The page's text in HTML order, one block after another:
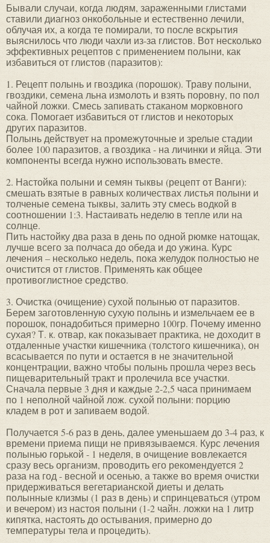
Бывали случаи, когда людям, зараженными глистами
ставили диагноз онкобольные и естественно лечили,
облучая их, а когда те помирали, то после вскрытия
выяснилось что люди чахли из-за глистов. Вот несколько
эффективных рецептов с применением полыни, как
избавиться от глистов (паразитов):
1. Рецепт полынь и гвоздика (порошок). Траву полыни,
гвоздики, семена льна измолоть и взять поровну, по пол
чайной ложки. Смесь запивать стаканом морковного
сока. Помогает избавиться от глистов и некоторых
других паразитов.
Полынь действует на промежуточные и зрелые стадии
более 100 паразитов, а гвоздика - на личинки и яйца. Эти
компоненты всегда нужно использовать вместе.
2. Настойка полыни и семян тыквы (рецепт от Ванги):
смешать взятые в равных количествах листья полыни и
толченые семена тыквы, залить эту смесь водкой в
соотношении 1:3. Настаивать неделю в тепле или на
солнце.
Пить настойку два раза в день по одной рюмке натощак,
лучше всего за полчаса до обеда и до ужина. Курс
лечения – несколько недель, пока желудок полностью не
очистится от глистов. Применять как общее
противоглистное средство.
3. Очистка (очищение) сухой полынью от паразитов.
Берем заготовленную сухую полынь и измельчаем ее в
порошок, понадобиться примерно 100гр. Почему именно
сухая? Т. к. отвар, как показывает практика, не доходит в
отдаленные участки кишечника (толстого кишечника), он
всасывается по пути и остается в не значительной
концентрации, важно чтобы полынь прошла через весь
пищеварительный тракт и пролечила все участки.
Сначала первые 3 дня и каждые 2-2,5 часа принимаем
по 1 неполной чайной лож. сухой полыни: порцию
кладем в рот и запиваем водой.
Получается 5-6 раз в день, далее уменьшаем до 3-4 раз, к
времени приема пищи не привязываемся. Курс лечения
полынью горькой - 1 неделя, в очищение вовлекается
сразу весь организм, проводить его рекомендуется 2
раза на год - весной и осенью, а также во время очистки
придерживаться вегетарианской диеты и делать
полынные клизмы (1 раз в день) и спринцеваться (утром
и вечером) из настоя полыни (1-2 чайн. ложки на 1 литр
кипятка, настоять до остывания, примерно до
температуры тела и процедить).